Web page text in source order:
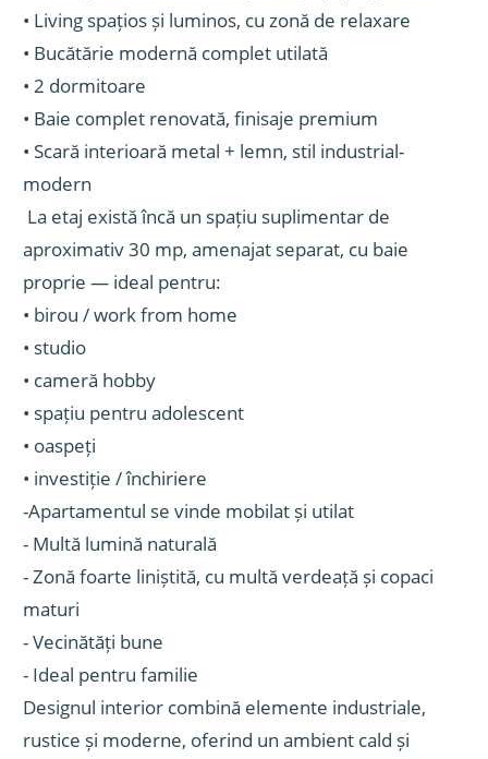
• Living spațios și luminos, cu zonă de relaxare
• Bucătărie modernă complet utilată
• 2 dormitoare
• Baie complet renovată, finisaje premium
• Scară interioară metal + lemn, stil industrial-
modern
La etaj există încă un spațiu suplimentar de
aproximativ 30 mp, amenajat separat, cu baie
proprie — ideal pentru:
• birou / work from home
• studio
• cameră hobby
• spațiu pentru adolescent
• oaspeți
• investiție / închiriere
-Apartamentul se vinde mobilat și utilat
- Multă lumină naturală
- Zonă foarte liniștită, cu multă verdeață și copaci
maturi
- Vecinătăți bune
- Ideal pentru familie
Designul interior combină elemente industriale,
rustice și moderne, oferind un ambient cald și